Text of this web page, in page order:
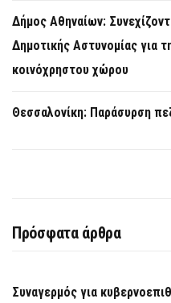
Δήμος Αθηναίων:
Δημοτικής Αστυνομίας για
κοινόχρηστου χώρου
Θεσσαλονίκη: Παράσυρση
Πρόσφατα άρθρα
Συναγερμός για